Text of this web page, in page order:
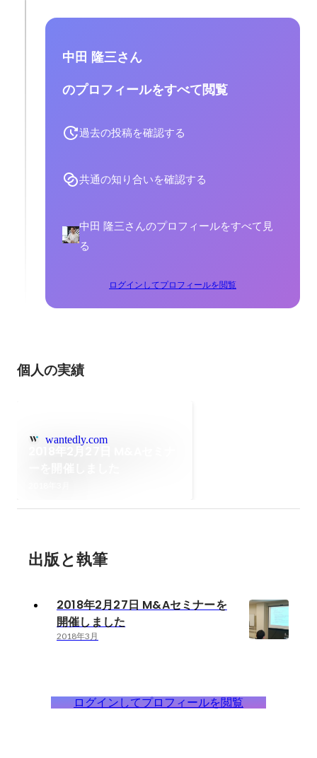
中田 隆三さん
のプロフィールをすべて閲覧
過去の投稿を確認する
共通の知り合いを確認する
中田 隆三さんのプロフィールをすべて見
る
ログインしてプロフィールを閲覧
個人の実績
wantedly.com
出版と執筆
2018年2月27日 M&Aセミナーを
開催しました
2018年3月
ログインしてプロフィールを閲覧